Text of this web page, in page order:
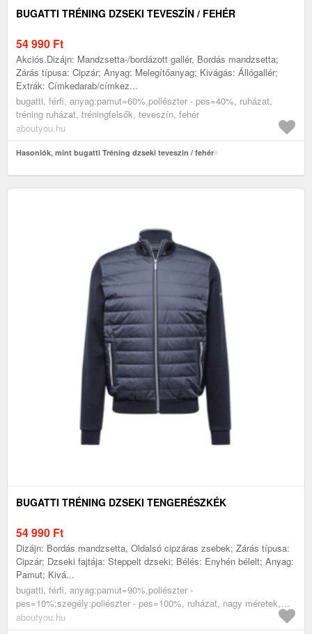
BUGATTI TRÉNING DZSEKI TEVESZÍN / FEHÉR
54 990 Ft
Akciós.Dizájn: Mandzsetta-/bordázott gallér, Bordás mandzsetta;
Zárás típusa: Cipzár; Anyag: Melegítőanyag; Kivágás: Állógallér;
Extrák: Címkedarab/címkez...
bugatti, férfi, anyag:pamut=60%,poliészter - pes=40%, ruházat,
tréning ruházat, tréningfelsők, teveszín, fehér
aboutyou.hu
Hasonlók, mint bugatti Tréning dzseki teveszín / fehér
BUGATTI TRÉNING DZSEKI TENGERÉSZKÉK
54 990 Ft
Dizájn: Bordás mandzsetta, Oldalsó cipzáras zsebek; Zárás típusa:
Cipzár; Dzseki fajtája: Steppelt dzseki; Bélés: Enyhén bélelt; Anyag:
Pamut; Kivá...
bugatti, férfi, anyag:pamut=90%,poliészter -
pes=10%;szegély:poliészter - pes=100%, ruházat, nagy méretek,
tréning felsők, tengerészkék
aboutyou.hu